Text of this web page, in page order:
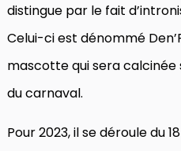
distingue par le fait
Celui-ci est dénommé
mascotte qui sera calcinée
du carnaval.
Pour 2023, il se déroule du